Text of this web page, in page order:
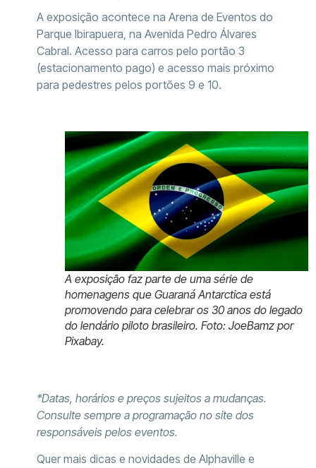
A exposição acontece na Arena de Eventos do
Parque Ibirapuera, na Avenida Pedro Álvares
Cabral. Acesso para carros pelo portão 3
(estacionamento pago) e acesso mais próximo
para pedestres pelos portões 9 e 10.
A exposição faz parte de uma série de
homenagens que Guaraná Antarctica está
promovendo para celebrar os 30 anos do legado
do lendário piloto brasileiro. Foto: JoeBamz por
Pixabay.
*Datas, horários e preços sujeitos a mudanças.
Consulte sempre a programação no site dos
responsáveis pelos eventos.
Quer mais dicas e novidades de Alphaville e